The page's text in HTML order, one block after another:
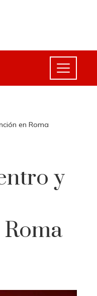
en Roma
y